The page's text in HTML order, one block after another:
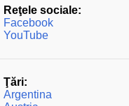
Reţele sociale:
Facebook
YouTube
Ţări:
Argentina